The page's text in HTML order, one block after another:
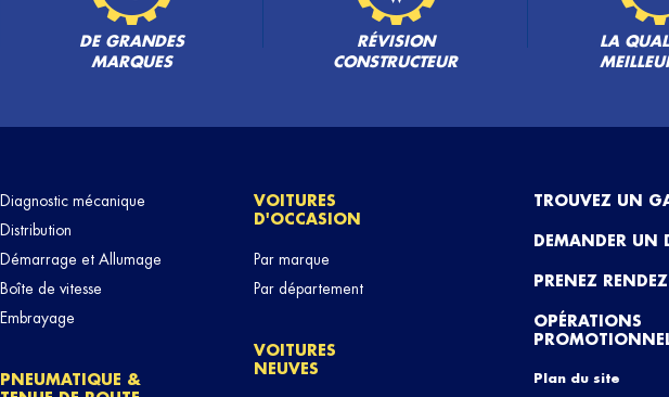
DE GRANDES
MARQUES
RÉVISION
CONSTRUCTEUR
LA
Diagnostic mécanique
Distribution
Démarrage et Allumage
Boîte de vitesse
Embrayage
PNEUMATIQUE &
VOITURES
D'OCCASION
Par marque
Par département
VOITURES
NEUVES
TROUVEZ UN
DEMANDER UN
PRENEZ
OPÉRATIONS
Plan du site